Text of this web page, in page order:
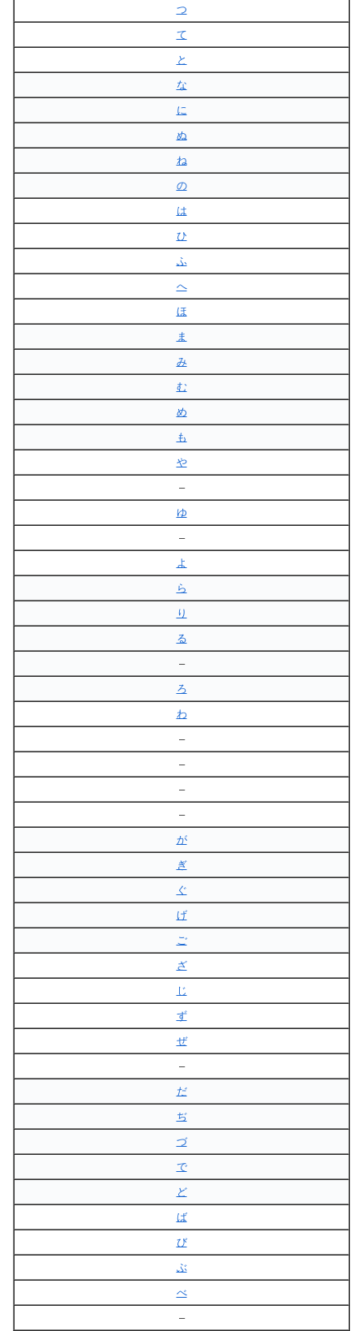
つ
て
と
な
に
ぬ
ね
の
は
ひ
ふ
へ
ほ
ま
み
む
め
も
や
–
ゆ
–
よ
ら
り
る
–
ろ
わ
–
–
–
–
が
ぎ
ぐ
げ
ご
ざ
じ
ず
ぜ
–
だ
ぢ
づ
で
ど
ば
び
ぶ
べ
–